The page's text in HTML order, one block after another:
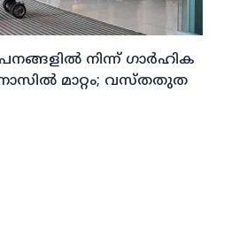
നിന്ന് ഗാര്‍ഹിക
മാറ്റം; വസ്തതുത